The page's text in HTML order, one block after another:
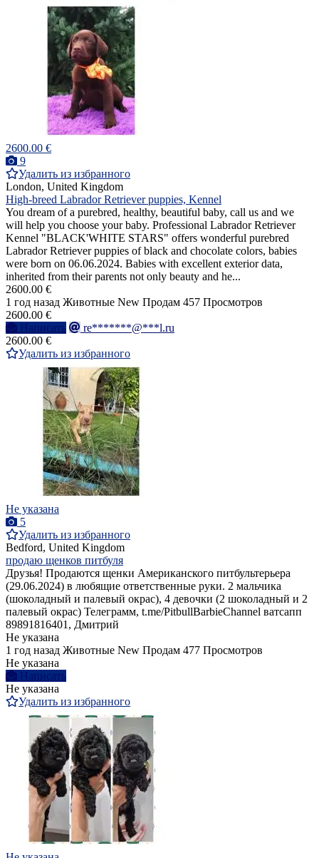
2600.00 €
9
Удалить из избранного
London, United Kingdom
High-breed Labrador Retriever puppies, Kennel
You dream of a purebred, healthy, beautiful baby, call us and we
will help you choose your baby. Professional Labrador Retriever
Kennel "BLACK'WHITE STARS" offers wonderful purebred
Labrador Retriever puppies of black and chocolate colors, babies
were born on 06.06.2024. Babies with excellent exterior data,
inherited from their parents not only beauty and he...
2600.00 €
1 год назад Животные New Продам 457 Просмотров
2600.00 €
Написать
re*******@***l.ru
2600.00 €
Удалить из избранного
Не указана
5
Удалить из избранного
Bedford, United Kingdom
продаю щенков питбуля
Друзья! Продаются щенки Американского питбультерьера
(29.06.2024) в любящие ответственные руки. 2 мальчика
(шоколадный и палевый окрас), 4 девочки (2 шоколадный и 2
палевый окрас) Телеграмм, t.me/PitbullBarbieChannel ватсапп
89891816401, Дмитрий
Не указана
1 год назад Животные New Продам 477 Просмотров
Не указана
Написать
Не указана
Удалить из избранного